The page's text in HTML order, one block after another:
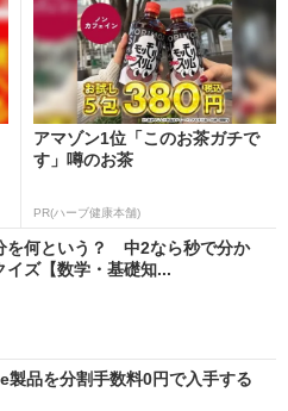
アマゾン1位「このお茶ガチで
す」噂のお茶
PR(ハーブ健康本舗)
を何という？ 中2なら秒で分か
イズ【数学・基礎知...
製品を分割手数料0円で入手する